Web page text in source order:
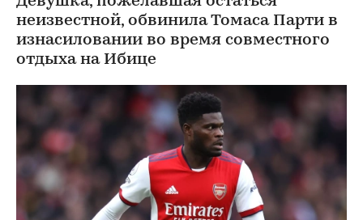
неизвестной, обвинила Томаса Парти в
изнасиловании во время совместного
отдыха на Ибице